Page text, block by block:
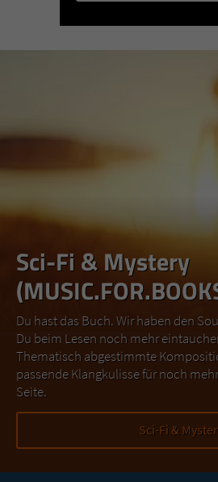
Sci-Fi & Mystery
Du hast das Buch. Wir haben den
Du beim Lesen noch mehr
Thematisch abgestimmte
passende Klangkulisse für noch
Seite.
Sci-Fi &